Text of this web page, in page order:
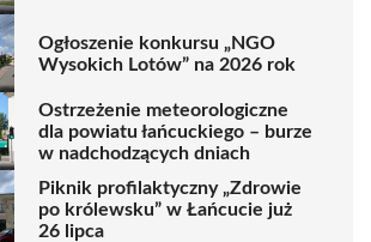
Ogłoszenie konkursu „NGO
Wysokich Lotów” na 2026 rok
Ostrzeżenie meteorologiczne
dla powiatu łańcuckiego – burze
w nadchodzących dniach
Piknik profilaktyczny „Zdrowie
po królewsku” w Łańcucie już
26 lipca